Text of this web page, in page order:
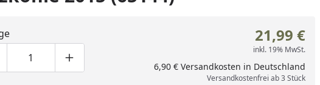
um eins verringern
Produktmenge manuell eingeben
Produktmenge um eins erhöhen
21,99 €
inkl. 19% MwSt.
6,90 € Versandkosten in Deutschland
Versandkostenfrei ab 3 Stück